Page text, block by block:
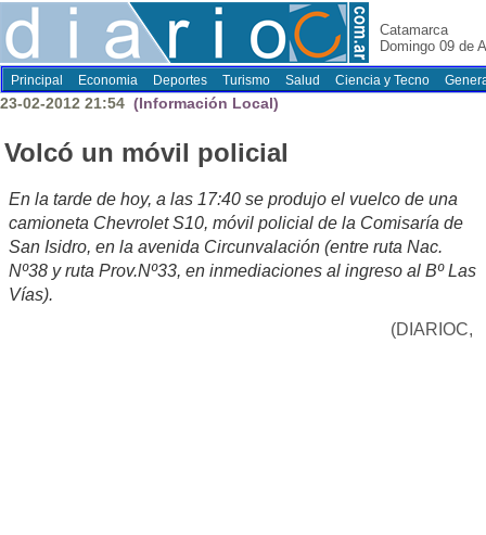
Catamarca
Domingo 09 de
Principal Economia Deportes Turismo Salud Ciencia y Tecno
23-02-2012 21:54 (Información Local)
Volcó un móvil policial
En la tarde de hoy, a las 17:40 se produjo el vuelco de una
camioneta Chevrolet S10, móvil policial de la Comisaría de
San Isidro, en la avenida Circunvalación (entre ruta Nac.
Nº38 y ruta Prov.Nº33, en inmediaciones al ingreso al Bº Las
Vías).
(DIARIOC,